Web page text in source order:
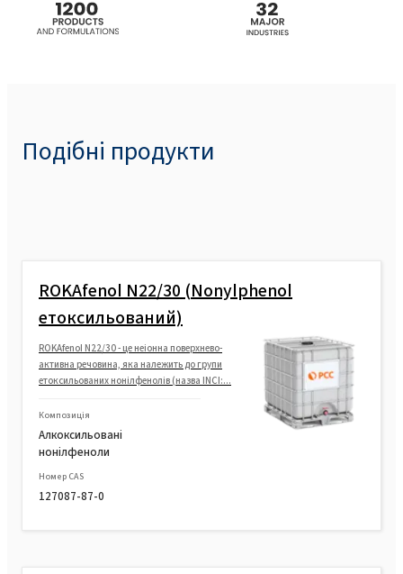
Подібні продукти
ROKAfenol N22/30 (Nonylphenol
етоксильований)
ROKAfenol N22/30 - це неіонна поверхнево-
активна речовина, яка належить до групи
етоксильованих нонілфенолів (назва INCI:...
Композиція
Алкоксильовані
нонілфеноли
Номер CAS
127087-87-0